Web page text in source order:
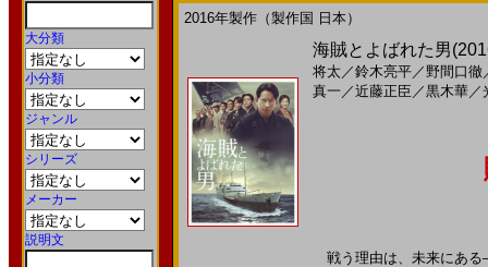
大分類
小分類
ジャンル
シリーズ
メーカー
説明文
2016年製作（製作国 日本）
海賊とよばれた男
将太 ／鈴木亮平／ 野間口徹
真一 ／近藤正臣 ／黒木華／
戦う理由は、未来にあ